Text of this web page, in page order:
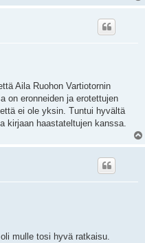
Aila Ruohon Vartiotornin
on eronneiden ja erotettujen
ei ole yksin. Tuntui hyvältä
kirjaan haastateltujen kanssa.
mulle tosi hyvä ratkaisu.